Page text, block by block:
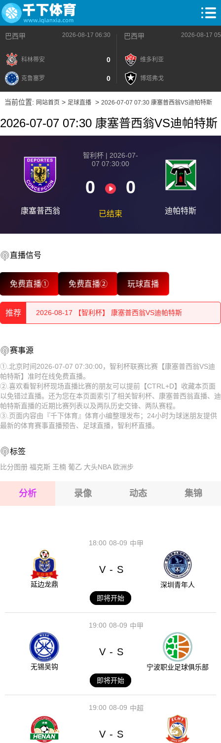
巴西甲 2026-08-17 06:30
科林蒂安 0
克鲁塞罗 0
巴西甲 2026-08-17
维多利亚
博塔弗戈
当前位置: 网站首页> 足球直播> 2026-07-07 07:30 康塞普西翁VS迪帕特斯
2026-07-07 07:30 康塞普西翁VS迪帕特斯
康塞普西翁
智利杯 | 2026-07-
07 07:30:00
0 0
已结束 迪帕特斯
直播信号
免费直播① 免费直播② 玩球直播
推荐
2026-08-17 【智利杯】 康塞普西翁VS迪帕特斯
2026-08-17 【智利杯】 康塞普西翁VS迪帕特斯
2026-08-17 【智利杯】 康塞普西翁VS迪帕特斯
2026-08-17 【智利杯】 康塞普西翁VS迪帕特斯
2026-08-17 【智利杯】 康塞普西翁VS迪帕特斯
2026-08-17 【智利杯】 康塞普西翁VS迪帕特斯
2026-08-17 【智利杯】 康塞普西翁VS迪帕特斯
2026-08-17 【智利杯】 康塞普西翁VS迪帕特斯
2026-08-17 【智利杯】 康塞普西翁VS迪帕特斯
2026-08-17 【智利杯】 康塞普西翁VS迪帕特斯
赛事源
①.北京时间2026-07-07 07:30:00，智利杯联赛比赛【康塞普西翁VS迪
帕特斯】准时在线免费直播。
②.喜欢看智利杯现场直播比赛的朋友可以提前【CTRL+D】收藏本页面
以免错过直播。还为您在本页面索引了相关智利杯、康塞普西翁直播、迪
帕特斯直播的近期比赛列表以及两队历史交锋、两队赛程。
③.页面内容由『千下体育』体育小编整理发布；24小时为球迷朋友提供
最新的体育赛事直播预告、足球直播，智利杯直播。
标签
比分图册 福克斯 王楠 葡乙 大头NBA 欧洲步
分析 录像 动态 集锦
08-09
18:00 中甲
延边龙鼎
V - S
深圳青年人
即将开始
08-09
19:00 中甲
无锡吴钩
V - S
宁波职业足球俱乐部
即将开始
08-09
19:00 中超
V - S